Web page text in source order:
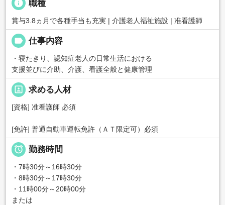
info 職種
賞与3.8ヵ月で各種手当も充実 | 介護老人福祉施設 | 准看護師
label 仕事内容
・寝たきり、認知症老人の日常生活における
支援並びに介助、介護、看護全般と健康管理
portrait 求める人材
[資格] 准看護師 必須
[免許] 普通自動車運転免許（ＡＴ限定可）必須
 勤務時間
・7時30分～16時30分
・8時30分～17時30分
・11時00分～20時00分
または